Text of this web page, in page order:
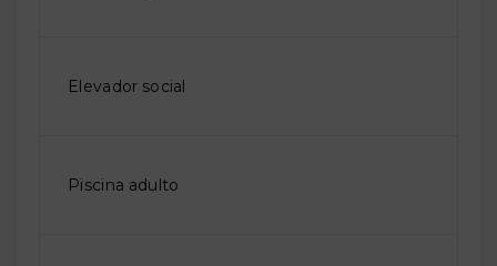
Elevador social
Piscina adulto